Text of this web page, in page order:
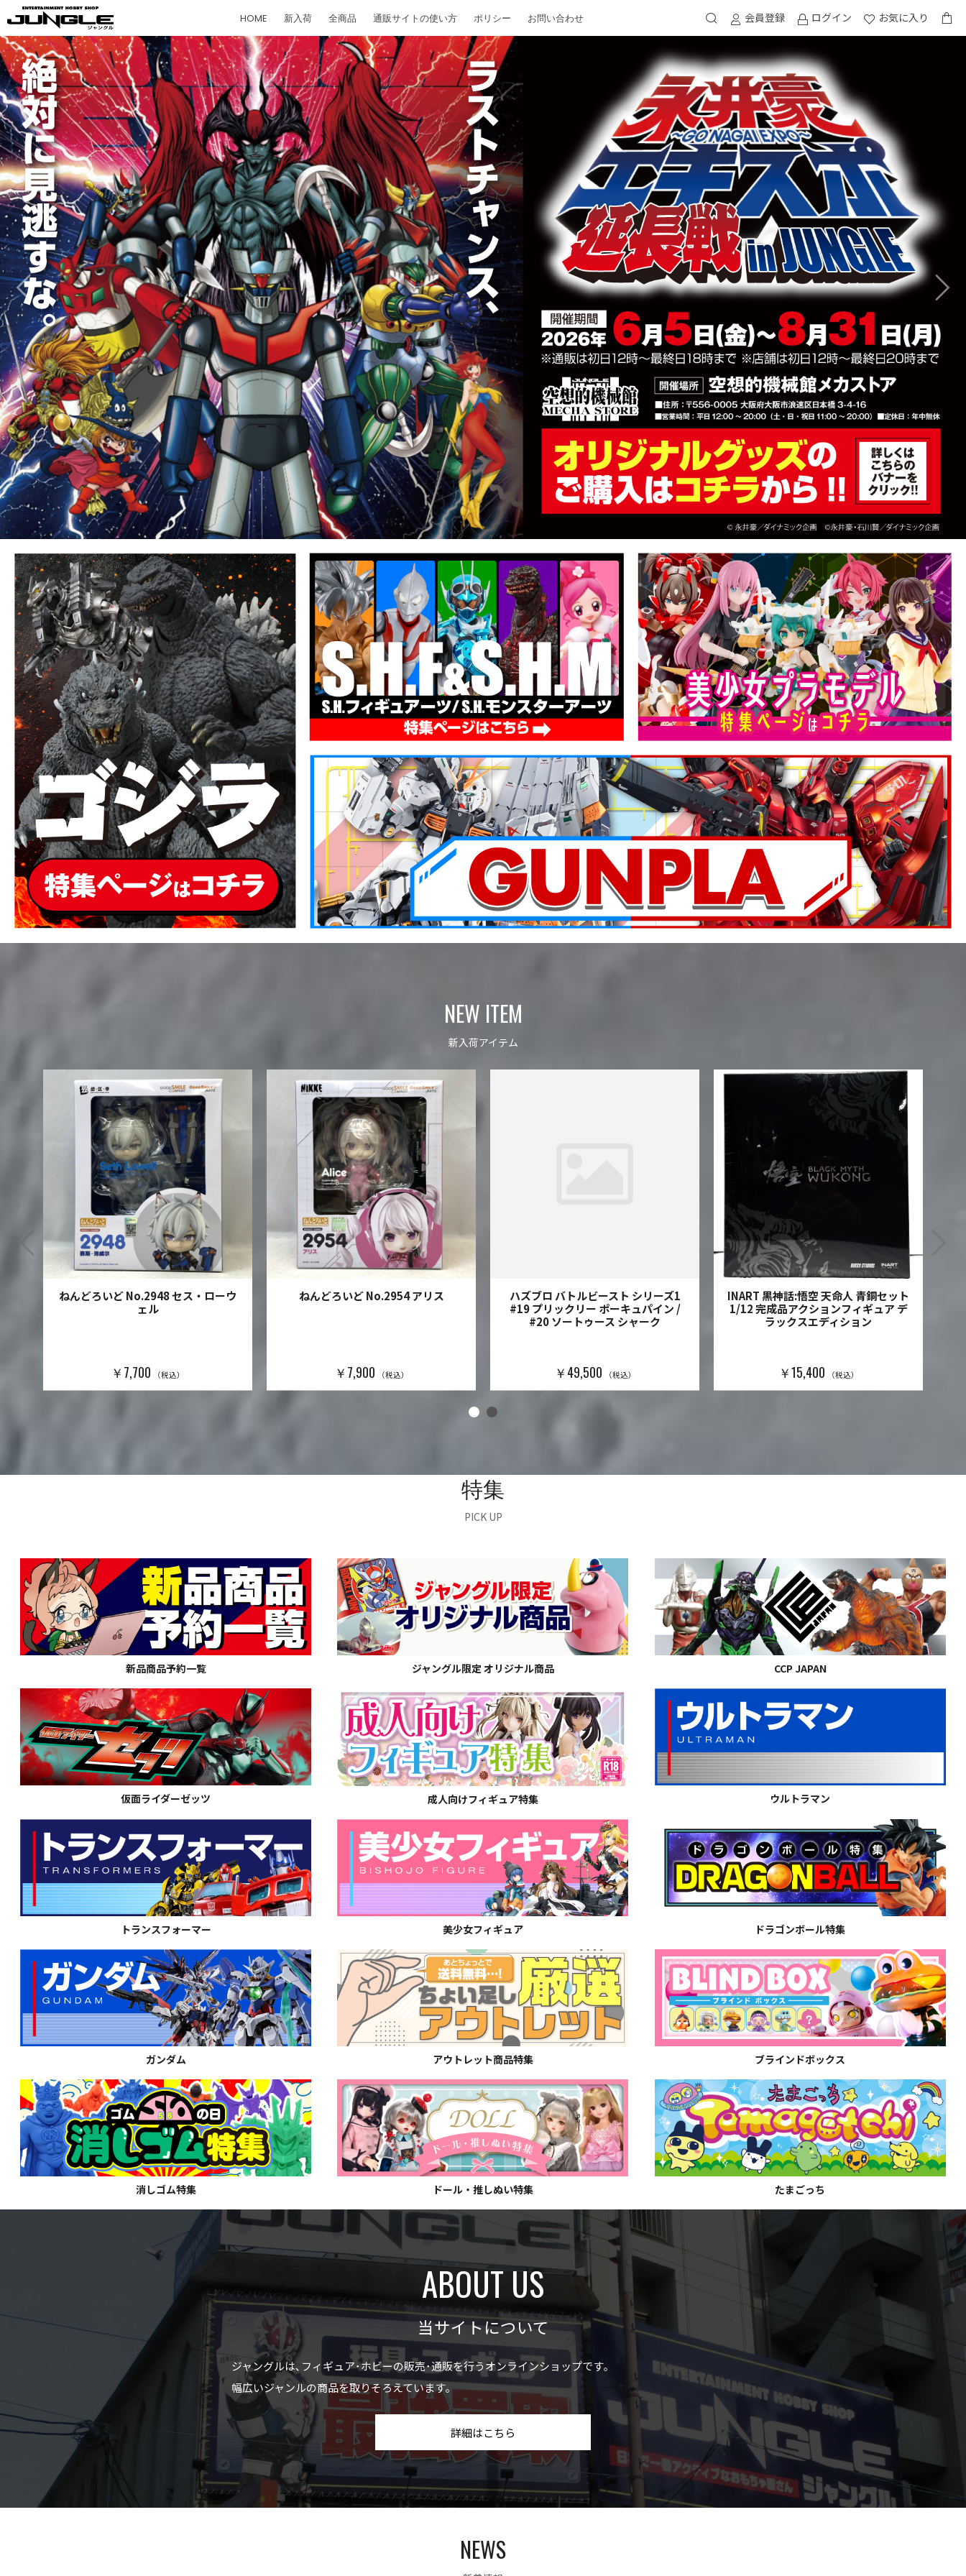
HOME 新入荷 全商品 通販サイトの使い方 ポリシー お問い合わせ 会員登録 ログイン お気に入り
NEW ITEM
新入荷アイテム
ねんどろいど No.2948 セス・ローウ
ェル
￥7,700 （税込）
ねんどろいど No.2954 アリス
￥7,900 （税込）
ハズブロ バトルビースト シリーズ1
#19 プリックリー ポーキュパイン /
#20 ソートゥース シャーク
￥49,500 （税込）
INART 黒神話:悟空 天命人 青銅セット
1/12 完成品アクションフィギュア デ
ラックスエディション
￥15,400 （税込）
特集
PICK UP
新品商品予約一覧 ジャングル限定 オリジナル商品 CCP JAPAN
仮面ライダーゼッツ 成人向けフィギュア特集 ウルトラマン
トランスフォーマー 美少女フィギュア ドラゴンボール特集
ガンダム アウトレット商品特集 ブラインドボックス
消しゴム特集 ドール・推しぬい特集 たまごっち
ABOUT US
当サイトについて
ジャングルは､フィギュア･ホビーの販売･通販を行うオンラインショップです｡
幅広いジャンルの商品を取りそろえています｡
詳細はこちら
NEWS